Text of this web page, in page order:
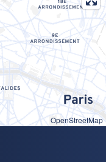
OpenStreetMap